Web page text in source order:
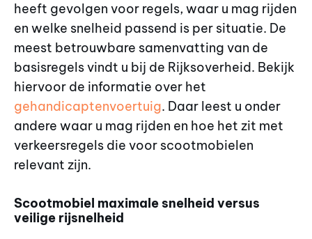
heeft gevolgen voor regels, waar u mag rijden
en welke snelheid passend is per situatie. De
meest betrouwbare samenvatting van de
basisregels vindt u bij de Rijksoverheid. Bekijk
hiervoor de informatie over het
gehandicaptenvoertuig. Daar leest u onder
andere waar u mag rijden en hoe het zit met
verkeersregels die voor scootmobielen
relevant zijn.
Scootmobiel maximale snelheid versus
veilige rijsnelheid